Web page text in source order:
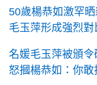
50歲楊恭如激罕
毛玉萍形成強烈對
名媛毛玉萍被頒
怒摑楊恭如：你敢